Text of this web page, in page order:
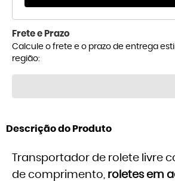
Frete e Prazo
Calcule o frete e o prazo de entrega
região:
Descrição do Produto
Transportador de rolete livre
de comprimento, roletes em